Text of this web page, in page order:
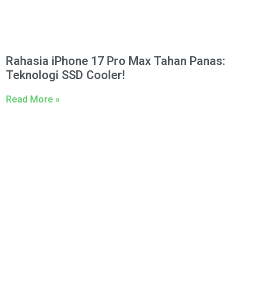
Rahasia iPhone 17 Pro Max Tahan Panas:
Teknologi SSD Cooler!
Read More »